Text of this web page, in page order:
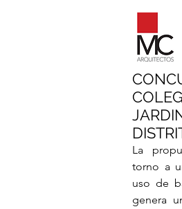
La
torno a
uso de
genera